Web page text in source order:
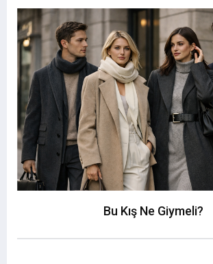
Bu Kış Ne Giymeli?